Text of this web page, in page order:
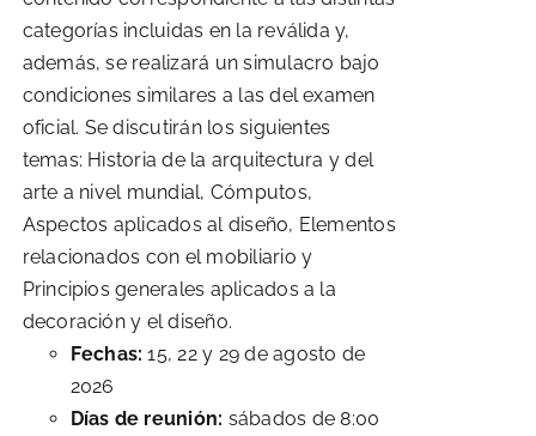
categorías incluidas en la reválida y,
además, se realizará un simulacro bajo
condiciones similares a las del examen
oficial. Se discutirán los siguientes
temas: Historia de la arquitectura y del
arte a nivel mundial, Cómputos,
Aspectos aplicados al diseño, Elementos
relacionados con el mobiliario y
Principios generales aplicados a la
decoración y el diseño.
Fechas:15, 22 y 29 de agosto de
2026
Días de reunión: sábados de 8:00